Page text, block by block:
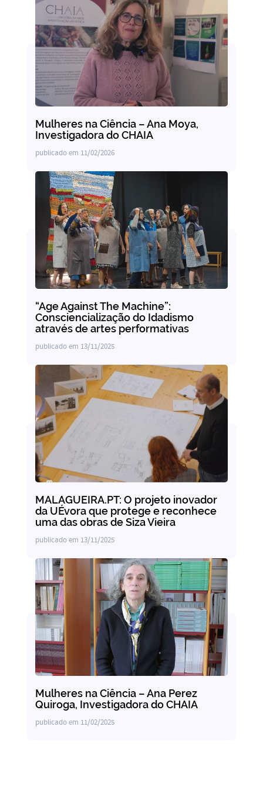
Mulheres na Ciência – Ana Moya,
Investigadora do CHAIA
publicado em 11/02/2026
“Age Against The Machine”:
Consciencialização do Idadismo
através de artes performativas
publicado em 13/11/2025
MALAGUEIRA.PT: O projeto inovador
da UÉvora que protege e reconhece
uma das obras de Siza Vieira
publicado em 13/11/2025
Mulheres na Ciência – Ana Perez
Quiroga, Investigadora do CHAIA
publicado em 11/02/2025